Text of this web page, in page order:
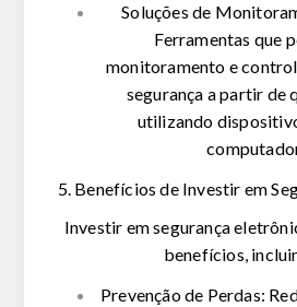
Soluções de
Ferramentas que
monitoramento e
segurança a partir de
utilizando
5. Benefícios de Investir em
Investir em segurança
benefícios,
Prevenção de Perdas: